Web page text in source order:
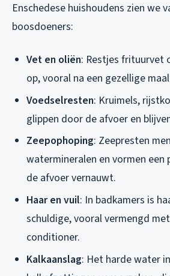
Enschedese huishoudens zien we
boosdoeners:
Vet en oliën: Restjes frituurvet
op, vooral na een gezellige
Voedselresten: Kruimels,
glippen door de afvoer en
Zeepophoping: Zeepresten
watermineralen en vormen een
de afvoer vernauwt.
Haar en vuil: In badkamers is
schuldige, vooral vermengd
conditioner.
Kalkaanslag: Het harde water